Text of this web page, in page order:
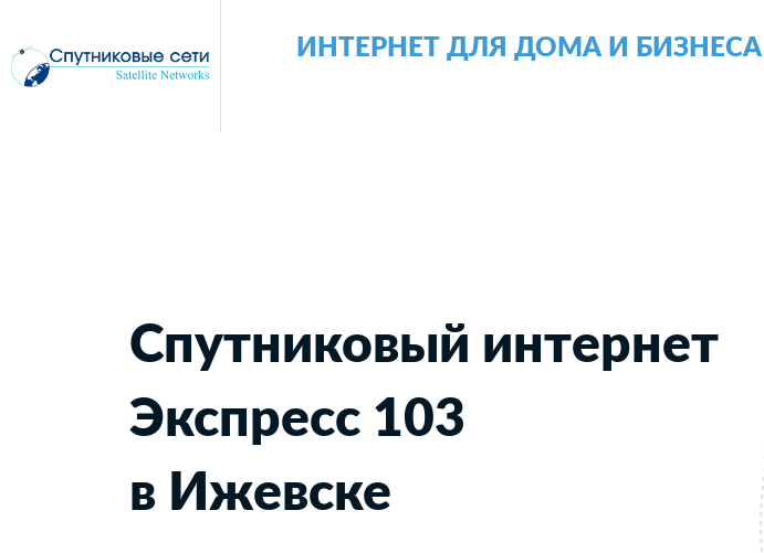
ИНТЕРНЕТ ДЛЯ ДОМА И БИЗНЕСА
Спутниковый интернет
Экспресс 103
в Ижевске